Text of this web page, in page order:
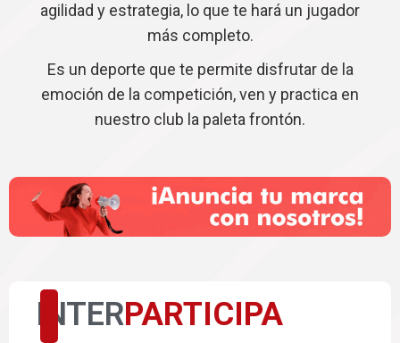
agilidad y estrategia, lo que te hará un jugador
más completo.
Es un deporte que te permite disfrutar de la
emoción de la competición, ven y practica en
nuestro club la paleta frontón.
INTERPARTICIPA